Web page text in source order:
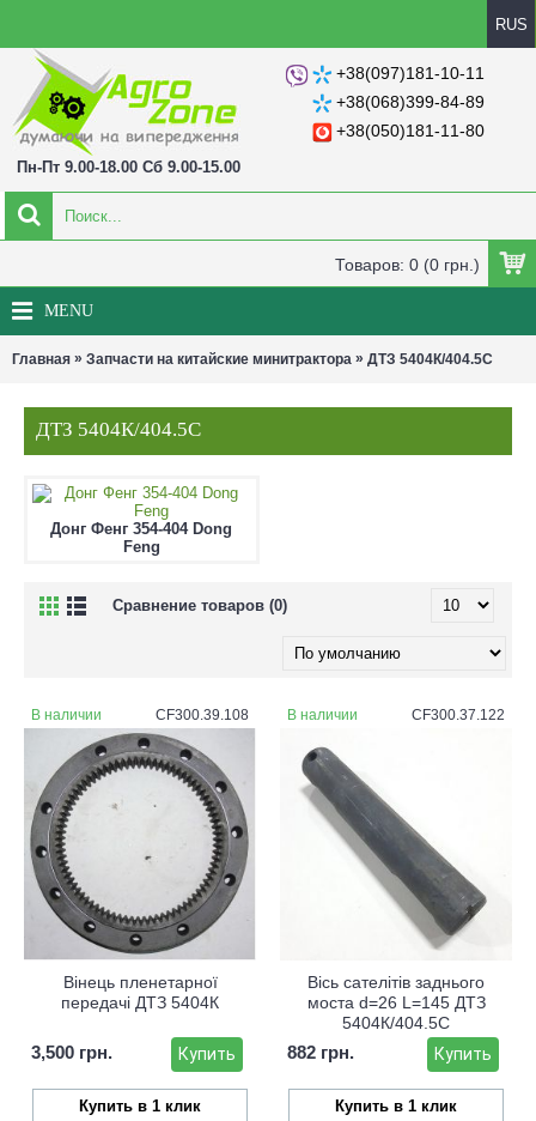
RUS
+38(097)181-10-11
+38(068)399-84-89
+38(050)181-11-80
Пн-Пт 9.00-18.00 Сб 9.00-15.00
Товаров: 0 (0 грн.)
MENU
Главная » Запчасти на китайские минитрактора » ДТЗ 5404К/404.5С
ДТЗ 5404К/404.5С
Донг Фенг 354-404 Dong
Feng
Сравнение товаров (0)
В наличии CF300.39.108
Вінець пленетарної
передачі ДТЗ 5404К
3,500 грн. Купить
Купить в 1 клик
В наличии CF300.37.122
Вісь сателітів заднього
моста d=26 L=145 ДТЗ
5404К/404.5С
882 грн. Купить
Купить в 1 клик